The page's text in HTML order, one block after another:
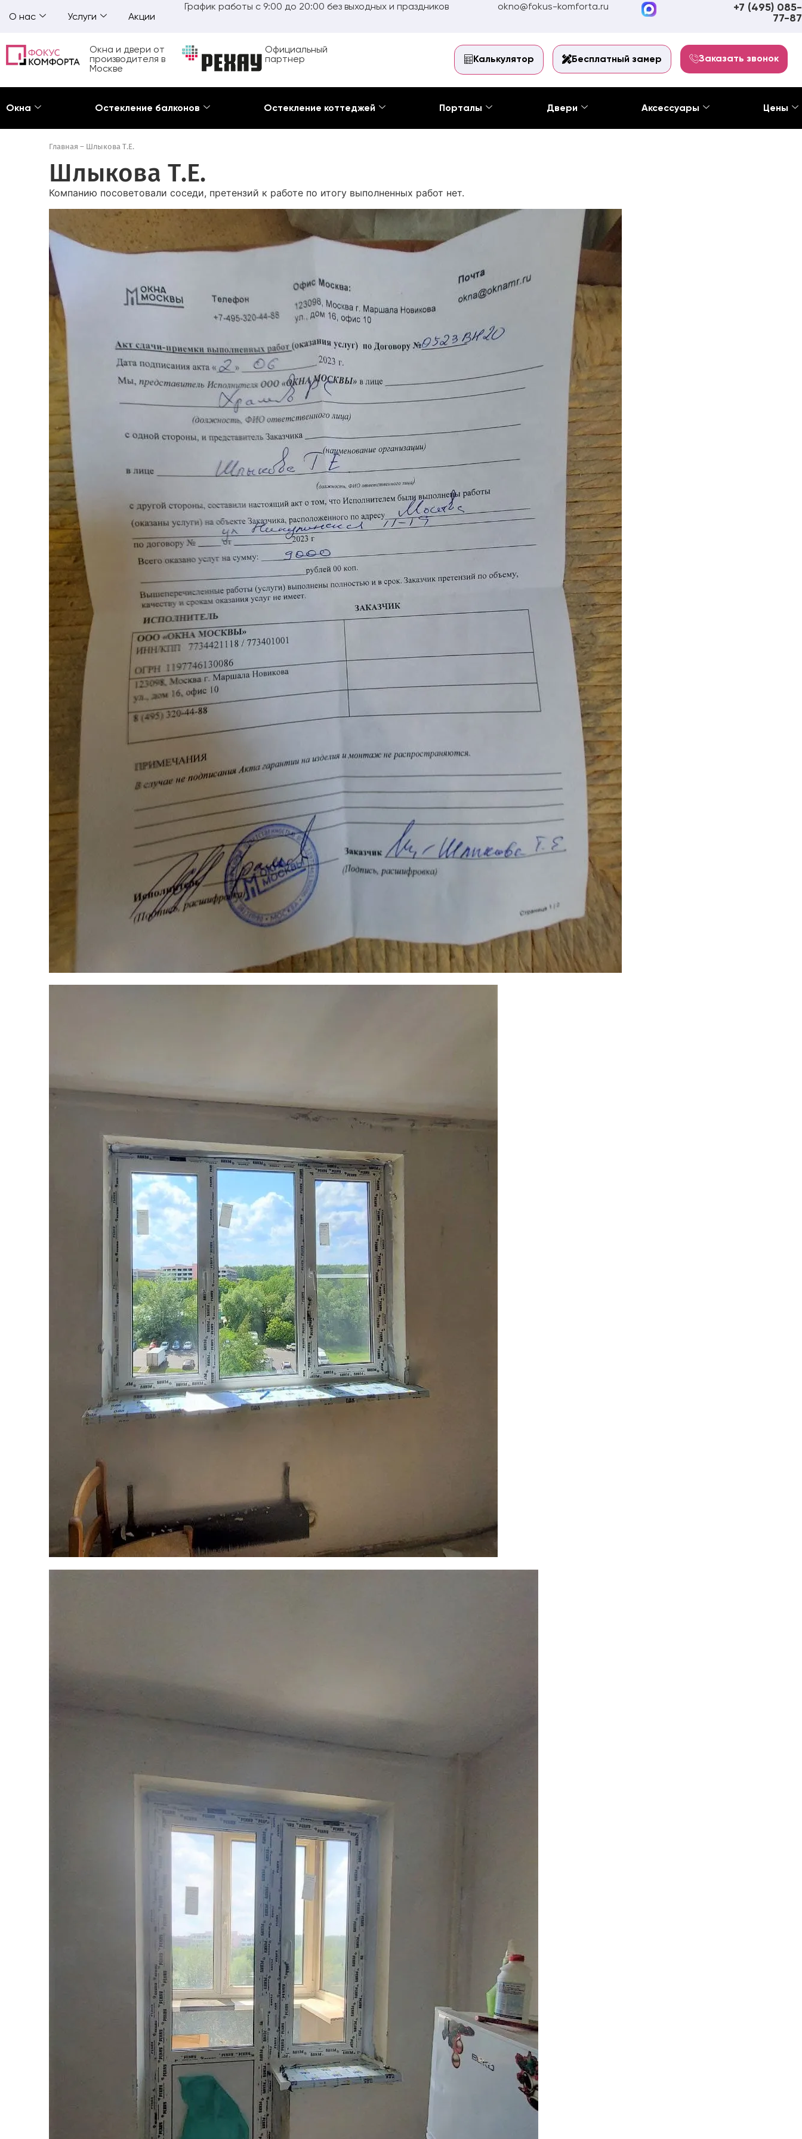
О нас Услуги Акции
График работы с 9:00 до 20:00 без выходных и праздников okno@fokus-komforta.ru
+7 (495) 085-
77-87
Окна и двери от
производителя в
Москве
Официальный
партнер
Калькулятор Бесплатный замер Заказать звонок
Окна Остекление балконов Остекление коттеджей Порталы Двери Аксессуары Цены
Главная – Шлыкова Т.Е.
Шлыкова Т.Е.
Компанию посоветовали соседи, претензий к работе по итогу выполненных работ нет.